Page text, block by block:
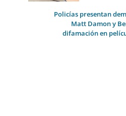
Policías presentan
Matt Damon y
difamación en